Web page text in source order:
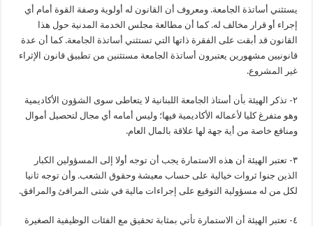
يستثني أساتذة الجامعة. ومعروف أن القانون له أولوية وصفة القوة أمام أي
إجراء أو قرار مخالف له. كما أن مطالعة مجلس الخدمة المدنية حول هذا
القانون قد أبقت على الفقرة ذاتها التي تستثني أساتذة الجامعة. كما أن عدة
قانونيين مشهورين يعتبرون أساتذة الجامعة مستثنين من تطبيق قانون الإثراء
غير المشروع.
٢- تذكر الهيئة بأن أستاذ الجامعة اللبنانية لا يتعاطى سوى الشؤون الأكاديمية
وهو متفرغ كليا لأعماله الأكاديمية فيها؛ وليس أمامه أي مجال لتحصيل أموال
ومنافع خاصة من أية جهة لها علاقة بالمال العام.
٣- تعتبر الهيئة أن هذه الاستمارة يجب أن توجه أولا إلى المسؤولين الكبار
الذين جنوا ثروات خيالية على حساب معيشة وحقوق الشعب. وأن توجه ثانيا
لكل من له مسؤولية التوقيع على إجراءات مالية في شتى المرافئ والمرافق.
٤- تعتبر الهيئة أن الاستمارة تأتي بمثابة تحقيق مع الفئات الوظيفية الصغيرة